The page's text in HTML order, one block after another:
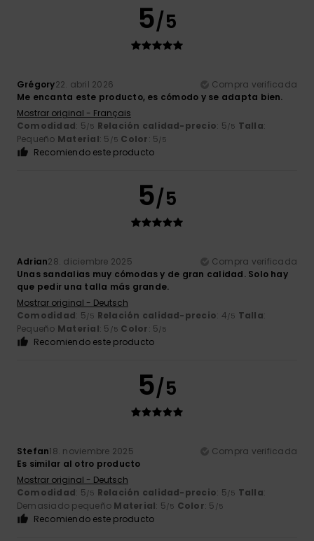
5/5
Grégory22. abril 2026
Compra verificada
Me encanta este producto, es cómodo y se adapta bien.
Mostrar original - Français
Comodidad: 5/5 Relación calidad-precio: 5/5 Talla:
Pequeño Material: 5 /5 Color: 5/5
Recomiendo este producto
5/5
Adrian28. diciembre 2025
Compra verificada
Unas sandalias muy cómodas y de gran calidad. Solo hay
que pedir una talla más grande.
Mostrar original - Deutsch
Comodidad: 5/5 Relación calidad-precio: 4/5 Talla:
Pequeño Material: 5 /5 Color: 5/5
Recomiendo este producto
5/5
Stefan18. noviembre 2025
Compra verificada
Es similar al otro producto
Mostrar original - Deutsch
Comodidad: 5/5 Relación calidad-precio: 5/5 Talla:
Demasiado pequeño Material: 5/5 Color: 5 /5
Recomiendo este producto